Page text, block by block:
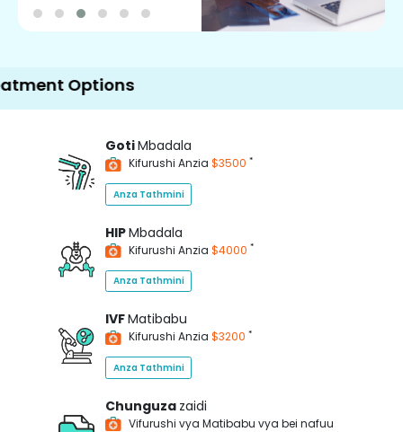
GotiMbadala
Kifurushi Anzia $3500 *
Anza Tathmini
HIPMbadala
Kifurushi Anzia $4000 *
Anza Tathmini
IVFMatibabu
Kifurushi Anzia $3200 *
Anza Tathmini
Chunguza zaidi
Vifurushi vya Matibabu vya bei nafuu